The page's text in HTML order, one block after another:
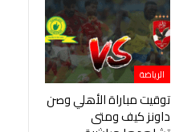
الرياضة
توقيت مباراة الأهلي وصن
داونز كيف ومتى